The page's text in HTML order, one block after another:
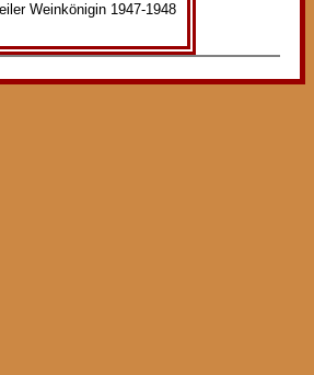
Weinkönigin 1947-1948